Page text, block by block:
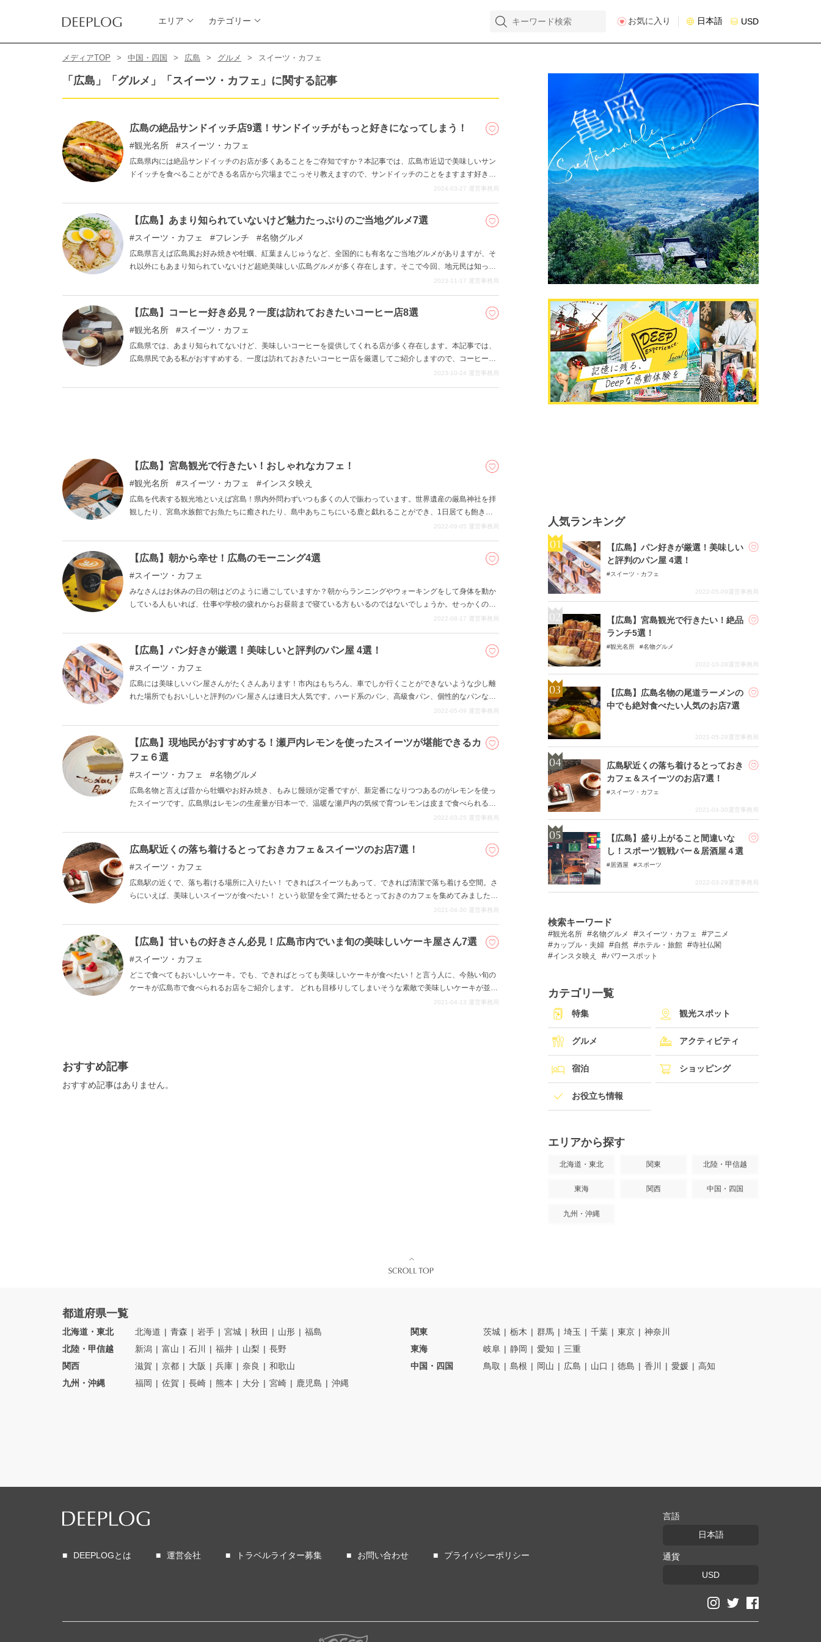
エリア カテゴリー お気に入り 日本語 USD
メディアTOP 中国・四国 広島 グルメ スイーツ・カフェ
「広島」「グルメ」「スイーツ・カフェ」に関する記事
広島の絶品サンドイッチ店9選！サンドイッチがもっと好きになってしまう！
観光名所 スイーツ・カフェ
広島県内には絶品サンドイッチのお店が多くあることをご存知ですか？本記事では、広島市近辺で美味しいサン
ドイッチを食べることができる名店から穴場までこっそり教えますので、サンドイッチのことをますます好きに
2024-03-27 運営事務局
【広島】あまり知られていないけど魅力たっぷりのご当地グルメ7選
スイーツ・カフェ フレンチ 名物グルメ
広島県言えば広島風お好み焼きや牡蠣、紅葉まんじゅうなど、全国的にも有名なご当地グルメがありますが、そ
れ以外にもあまり知られていないけど超絶美味しい広島グルメが多く存在します。そこで今回、地元民は知って
いるけど全国的にはあまりメジャーではない広島のご当地グルメにスポットを当て、それを扱っているお店を激
2023-11-17 運営事務局
【広島】コーヒー好き必見？一度は訪れておきたいコーヒー店8選
観光名所 スイーツ・カフェ
広島県では、あまり知られてないけど、美味しいコーヒーを提供してくれる店が多く存在します。本記事では、
広島県民である私がおすすめする、一度は訪れておきたいコーヒー店を厳選してご紹介しますので、コーヒー好
2023-10-24 運営事務局
【広島】宮島観光で行きたい！おしゃれなカフェ！
観光名所 スイーツ・カフェ インスタ映え
広島を代表する観光地といえば宮島！県内外問わずいつも多くの人で賑わっています。世界遺産の厳島神社を拝
観したり、宮島水族館でお魚たちに癒されたり、島中あちこちにいる鹿と戯れることができ、1日居ても飽きる
ことなく楽しめます。 宮島に着いてから厳島神社へと続く商店街では牡蠣やにぎり天などの食べ歩きもでき、ま
て少し休憩するのにおすすめのカフェを5つご紹介します。
2022-09-05 運営事務局
【広島】朝から幸せ！広島のモーニング4選
スイーツ・カフェ
みなさんはお休みの日の朝はどのように過ごしていますか？朝からランニングやウォーキングをして身体を動か
している人もいれば、仕事や学校の疲れからお昼前まで寝ている方もいるのではないでしょうか。せっかくのお
休みの日、おいしい朝ごはんが待っているとなれば朝活をしたくなりますね！今回は広島のモーニングを４つご
いい一日のスタートを切ってください。
2022-08-17 運営事務局
【広島】パン好きが厳選！美味しいと評判のパン屋 4選！
スイーツ・カフェ
広島には美味しいパン屋さんがたくさんあります！市内はもちろん、車でしか行くことができないような少し離
れた場所でもおいしいと評判のパン屋さんは連日大人気です。ハード系のパン、高級食パン、個性的なパンなど
さまざまな種類があります。 最近はインスタグラムを積極的に使っているところも多いので、新作情報や売り切
んを巡ってお気に入りを見つけてみてください！
2022-05-09 運営事務局
【広島】現地民がおすすめする！瀬戸内レモンを使ったスイーツが堪能できるカ
フェ６選
スイーツ・カフェ 名物グルメ
広島名物と言えば昔から牡蠣やお好み焼き、もみじ饅頭が定番ですが、新定番になりつつあるのがレモンを使っ
たスイーツです。広島県はレモンの生産量が日本一で、温暖な瀬戸内の気候で育つレモンは皮まで食べられるの
が特徴です。 レモンを使ったスイーツは、甘いだけではなく、程よい酸味もあるので、普段はスイーツを食べな
す。
2022-03-25 運営事務局
広島駅近くの落ち着けるとっておきカフェ＆スイーツのお店7選！
スイーツ・カフェ
広島駅の近くで、落ち着ける場所に入りたい！ できればスイーツもあって、できれば清潔で落ち着ける空間。さ
らにいえば、美味しいスイーツが食べたい！ という欲望を全て満たせるとっておきのカフェを集めてみました。
遠方からでも行ってみたいカフェばかりを選りすぐりましたので、是非行って食べてみてくださいね。
2021-04-30 運営事務局
【広島】甘いもの好きさん必見！広島市内でいま旬の美味しいケーキ屋さん7選
スイーツ・カフェ
どこで食べてもおいしいケーキ。でも、できればとっても美味しいケーキが食べたい！と言う人に、今熱い旬の
ケーキが広島市で食べられるお店をご紹介します。 どれも目移りしてしまいそうな素敵で美味しいケーキが並ん
2021-04-13 運営事務局
おすすめ記事
おすすめ記事はありません。
人気ランキング
【広島】パン好きが厳選！美味しい
と評判のパン屋 4選！
スイーツ・カフェ
2022-05-09運営事務局
【広島】宮島観光で行きたい！絶品
ランチ5選！
観光名所 名物グルメ
2022-10-28運営事務局
【広島】広島名物の尾道ラーメンの
中でも絶対食べたい人気のお店7選
2021-05-28運営事務局
広島駅近くの落ち着けるとっておき
カフェ＆スイーツのお店7選！
スイーツ・カフェ
2021-04-30運営事務局
【広島】盛り上がること間違いな
し！スポーツ観戦バー＆居酒屋４選
居酒屋 スポーツ
2022-03-29運営事務局
検索キーワード
観光名所 名物グルメ スイーツ・カフェ
アニメ
カップル・夫婦
自然 ホテル・旅館
寺社仏閣
インスタ映え
パワースポット
カテゴリ一覧
特集 観光スポット
グルメ アクティビティ
宿泊 ショッピング
お役立ち情報
エリアから探す
北海道・東北 関東 北陸・甲信越
東海 関西 中国・四国
九州・沖縄
都道府県一覧
北海道・東北 北海道 青森 岩手 宮城 秋田 山形 福島 関東 茨城 栃木 群馬 埼玉 千葉 東京
神奈川
北陸・甲信越
新潟 富山 石川 福井 山梨 長野 東海 岐阜 静岡 愛知
三重
関西
滋賀 京都 大阪 兵庫 奈良 和歌山 中国・四国 鳥取 島根 岡山 広島 山口 徳島 香川 愛媛
高知
九州・沖縄
福岡 佐賀 長崎 熊本 大分 宮崎 鹿児島 沖縄
DEEPLOGとは 運営会社 トラベルライター募集 お問い合わせ プライバシーポリシー
言語
日本語
通貨
USD